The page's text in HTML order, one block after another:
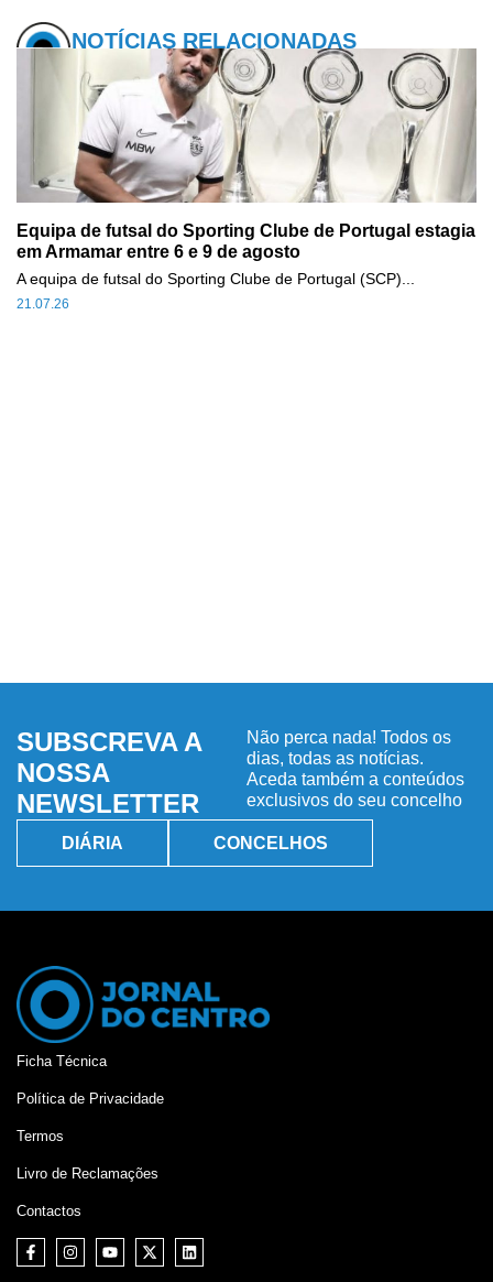
NOTÍCIAS RELACIONADAS
Equipa de futsal do Sporting Clube de Portugal estagia
em Armamar entre 6 e 9 de agosto
21.07.26
A equipa de futsal do Sporting Clube de Portugal (SCP)...
SUBSCREVA A
NOSSA
NEWSLETTER
Não perca nada! Todos os
dias, todas as notícias.
Aceda também a conteúdos
exclusivos do seu concelho
DIÁRIA CONCELHOS
Ficha Técnica
Política de Privacidade
Termos
Livro de Reclamações
Contactos